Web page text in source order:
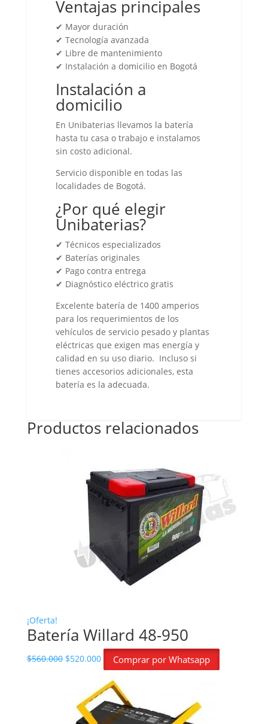
Ventajas principales
✔ Mayor duración
✔ Tecnología avanzada
✔ Libre de mantenimiento
✔ Instalación a domicilio en Bogotá
Instalación a
domicilio
En Unibaterias llevamos la batería
hasta tu casa o trabajo e instalamos
sin costo adicional.
Servicio disponible en todas las
localidades de Bogotá.
¿Por qué elegir
Unibaterias?
✔ Técnicos especializados
✔ Baterías originales
✔ Pago contra entrega
✔ Diagnóstico eléctrico gratis
Excelente batería de 1400 amperios
para los requerimientos de los
vehículos de servicio pesado y plantas
eléctricas que exigen mas energía y
calidad en su uso diario. Incluso si
tienes accesorios adicionales, esta
batería es la adecuada.
Productos relacionados
¡Oferta!
Batería Willard 48-950
$560.000 El precio original era: $560.000.
$520.000El precio actual es: $520.000.
Comprar por Whatsapp